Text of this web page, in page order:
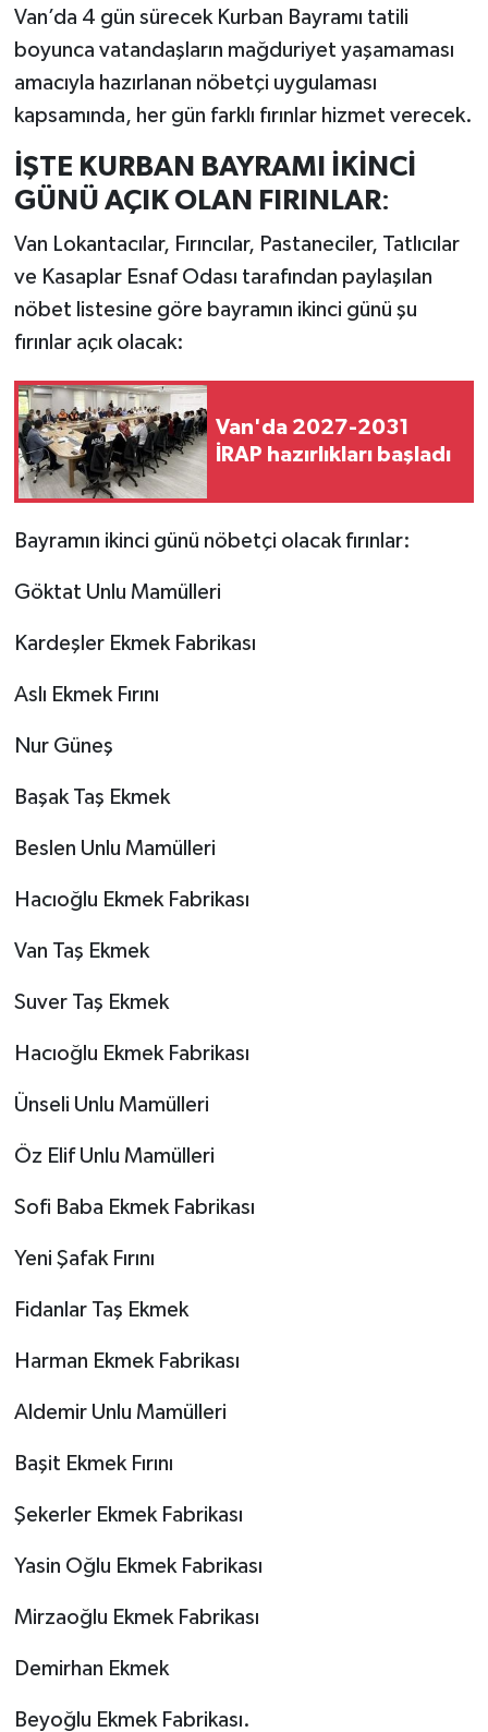
Van’da 4 gün sürecek Kurban Bayramı tatili
boyunca vatandaşların mağduriyet yaşamaması
amacıyla hazırlanan nöbetçi uygulaması
kapsamında, her gün farklı fırınlar hizmet verecek.
İŞTE KURBAN BAYRAMI İKİNCİ
GÜNÜ AÇIK OLAN FIRINLAR:
Van Lokantacılar, Fırıncılar, Pastaneciler, Tatlıcılar
ve Kasaplar Esnaf Odası tarafından paylaşılan
nöbet listesine göre bayramın ikinci günü şu
fırınlar açık olacak:
Van'da 2027-2031
İRAP hazırlıkları başladı
Bayramın ikinci günü nöbetçi olacak fırınlar:
Göktat Unlu Mamülleri
Kardeşler Ekmek Fabrikası
Aslı Ekmek Fırını
Nur Güneş
Başak Taş Ekmek
Beslen Unlu Mamülleri
Hacıoğlu Ekmek Fabrikası
Van Taş Ekmek
Suver Taş Ekmek
Hacıoğlu Ekmek Fabrikası
Ünseli Unlu Mamülleri
Öz Elif Unlu Mamülleri
Sofi Baba Ekmek Fabrikası
Yeni Şafak Fırını
Fidanlar Taş Ekmek
Harman Ekmek Fabrikası
Aldemir Unlu Mamülleri
Başit Ekmek Fırını
Şekerler Ekmek Fabrikası
Yasin Oğlu Ekmek Fabrikası
Mirzaoğlu Ekmek Fabrikası
Demirhan Ekmek
Beyoğlu Ekmek Fabrikası.